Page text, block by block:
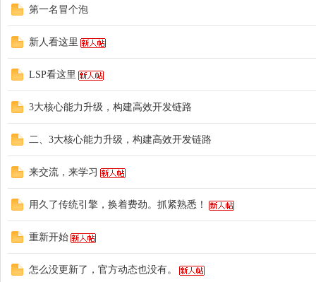
第一名冒个泡
新人看这里
LSP看这里
3大核心能力升级，构建高效开发链路
二、3大核心能力升级，构建高效开发链路
来交流，来学习
用久了传统引擎，换着费劲。抓紧熟悉！
重新开始
怎么没更新了，官方动态也没有。